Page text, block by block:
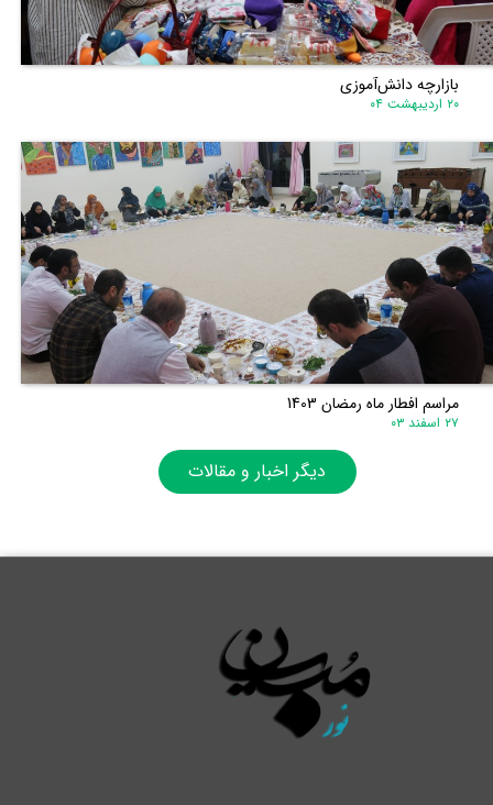
بازارچه دانش‌آموزی
۲۰ اردیبهشت ۰۴
مراسم افطار ماه رمضان 1403
۲۷ اسفند ۰۳
دیگر اخبار و مقالات